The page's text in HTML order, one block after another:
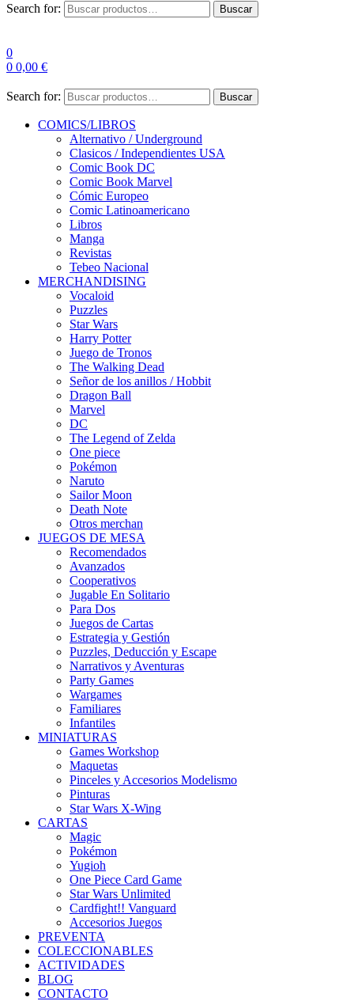
Search for: Buscar
0
0 0,00 €
Search for: Buscar
COMICS/LIBROS
Alternativo / Underground
Clasicos / Independientes USA
Comic Book DC
Comic Book Marvel
Cómic Europeo
Comic Latinoamericano
Libros
Manga
Revistas
Tebeo Nacional
MERCHANDISING
Vocaloid
Puzzles
Star Wars
Harry Potter
Juego de Tronos
The Walking Dead
Señor de los anillos / Hobbit
Dragon Ball
Marvel
DC
The Legend of Zelda
One piece
Pokémon
Naruto
Sailor Moon
Death Note
Otros merchan
JUEGOS DE MESA
Recomendados
Avanzados
Cooperativos
Jugable En Solitario
Para Dos
Juegos de Cartas
Estrategia y Gestión
Puzzles, Deducción y Escape
Narrativos y Aventuras
Party Games
Wargames
Familiares
Infantiles
MINIATURAS
Games Workshop
Maquetas
Pinceles y Accesorios Modelismo
Pinturas
Star Wars X-Wing
CARTAS
Magic
Pokémon
Yugioh
One Piece Card Game
Star Wars Unlimited
Cardfight!! Vanguard
Accesorios Juegos
PREVENTA
COLECCIONABLES
ACTIVIDADES
BLOG
CONTACTO